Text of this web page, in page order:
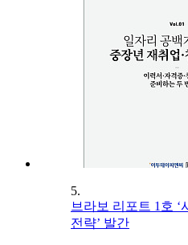
5.
브라보 리포트 1호 ‘
전략’ 발간